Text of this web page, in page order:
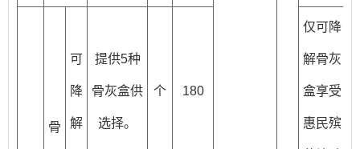
骨
可
降
解
提供5种
骨灰盒供
选择。
个 180
仅可降
解骨灰
盒享受
惠民殡